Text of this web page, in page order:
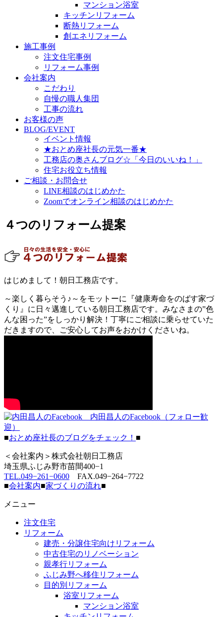
マンション浴室
キッチンリフォーム
断熱リフォーム
創エネリフォーム
施工事例
注文住宅事例
リフォーム事例
会社案内
こだわり
自慢の職人集団
工事の流れ
お客様の声
BLOG/EVENT
イベント情報
★おとめ座社長の元気一番★
工務店の奥さんブログ☆「今日のいいね！」
住宅お役立ち情報
ご相談・お問合せ
LINE相談のはじめかた
Zoomでオンライン相談のはじめかた
４つのリフォーム提案
はじめまして！朝日工務店です。
～楽しく暮らそう♪～をモットーに『健康寿命をのばす家づ
くり』に日々邁進している朝日工務店です。みなさまの”色
んな困った”をしっかり解決！丁寧にご相談に乗らせていた
だきますので、ご安心してお声をおかけくださいね。
内田昌人のFacebook（フォロー歓
迎）
■おとめ座社長のブログをチェック！ ■
＜会社案内＞株式会社朝日工務店
埼玉県ふじみ野市苗間400−1
TEL.049−261−0600 FAX.049−264−7722
■会社案内■家づくりの流れ■
メニュー
注文住宅
リフォーム
建売・分譲住宅向けリフォーム
中古住宅のリノベーション
親孝行リフォーム
ふじみ野へ移住リフォーム
目的別リフォーム
浴室リフォーム
マンション浴室